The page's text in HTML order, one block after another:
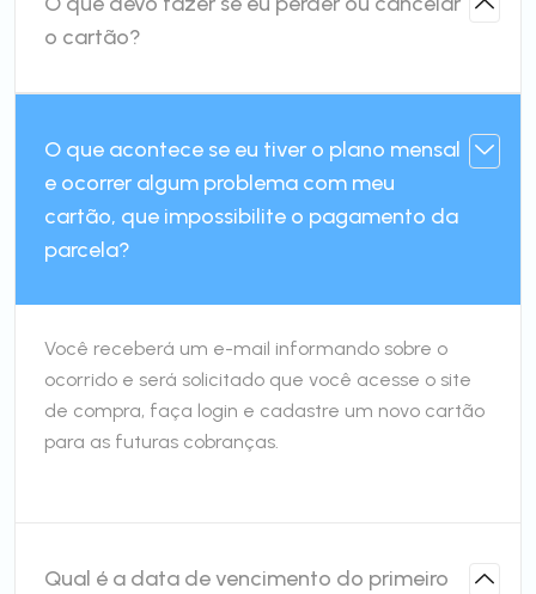
o cartão?
O que acontece se eu tiver o plano mensal
e ocorrer algum problema com meu
cartão, que impossibilite o pagamento da
parcela?
Você receberá um e-mail informando sobre o
ocorrido e será solicitado que você acesse o site
de compra, faça login e cadastre um novo cartão
para as futuras cobranças.
Qual é a data de vencimento do primeiro